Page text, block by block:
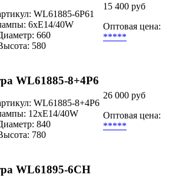
WL61885-6P61
6xE14/40W
660
580
15 400 руб
Оптовая цена:
*****
WL61885-8+4P6
WL61885-8+4P6
12xE14/40W
840
780
26 000 руб
Оптовая цена:
*****
WL61895-6CH